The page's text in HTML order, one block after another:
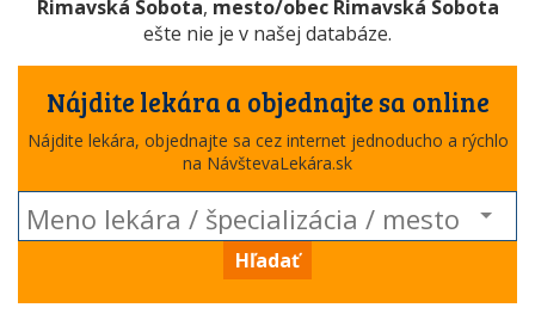
Rimavská Sobota, mesto/obec Rimavská Sobota
ešte nie je v našej databáze.
Nájdite lekára a objednajte sa online
Nájdite lekára, objednajte sa cez internet jednoducho a rýchlo
na NávštevaLekára.sk
Hľadať